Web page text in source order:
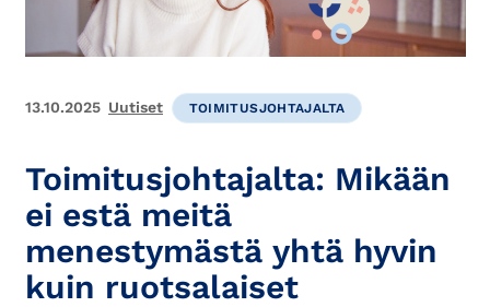
13.10.2025 Uutiset TOIMITUSJOHTAJALTA
Toimitusjohtajalta: Mikään
ei estä meitä
menestymästä yhtä hyvin
kuin ruotsalaiset